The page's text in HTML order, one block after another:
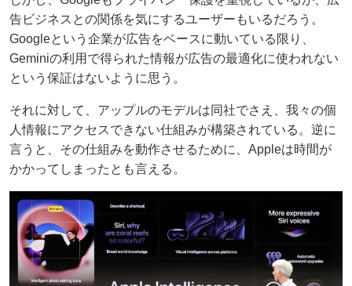
告ビジネスとの関係を気にするユーザーもいるだろう。
Googleという企業が広告をベースに動いている限り、
Geminiの利用で得られた情報が広告の最適化に使われない
という保証はないように思う。
それに対して、アップルのモデルは同社でさえ、我々の個
人情報にアクセスできない仕組みが構築されている。逆に
言うと、その仕組みを動作させるために、Appleは時間が
かかってしまったとも言える。